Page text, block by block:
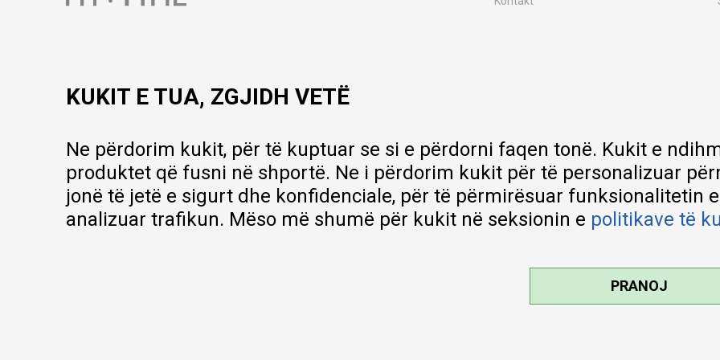
Lista e çmimeve
KUKIT E TUA, ZGJIDH VETË
Ne përdorim kukit, për të kuptuar se si e përdorni faqen tonë. Kukit e
produktet që fusni në shportë. Ne i përdorim kukit për të personalizuar
jonë të jetë e sigurt dhe konfidenciale, për të përmirësuar funksionalitetin
analizuar trafikun. Mëso më shumë për kukit në seksionin e politikave të
PRANOJ